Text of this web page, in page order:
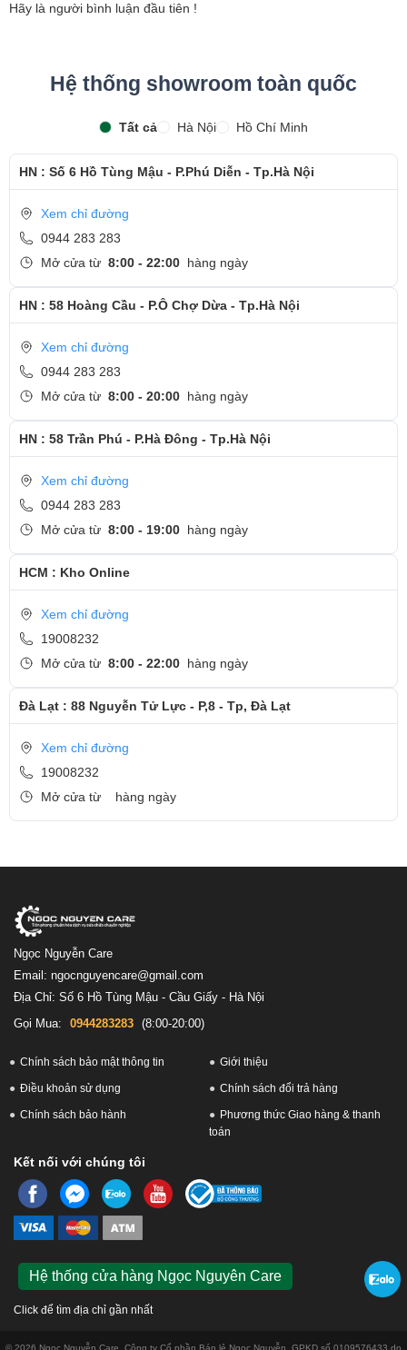
Hãy là người bình luận đầu tiên !
Hệ thống showroom toàn quốc
Tất cả Hà Nội Hồ Chí Minh
HN : Số 6 Hồ Tùng Mậu - P.Phú Diễn - Tp.Hà Nội
Xem chỉ đường
0944 283 283
Mở cửa từ 8:00 - 22:00 hàng ngày
HN : 58 Hoàng Cầu - P.Ô Chợ Dừa - Tp.Hà Nội
Xem chỉ đường
0944 283 283
Mở cửa từ 8:00 - 20:00 hàng ngày
HN : 58 Trần Phú - P.Hà Đông - Tp.Hà Nội
Xem chỉ đường
0944 283 283
Mở cửa từ 8:00 - 19:00 hàng ngày
HCM : Kho Online
Xem chỉ đường
19008232
Mở cửa từ 8:00 - 22:00 hàng ngày
Đà Lạt : 88 Nguyễn Tử Lực - P,8 - Tp, Đà Lạt
Xem chỉ đường
19008232
Mở cửa từ
hàng ngày
Ngọc Nguyễn Care
Email: ngocnguyencare@gmail.com
Địa Chỉ: Số 6 Hồ Tùng Mậu - Cầu Giấy - Hà Nội
Gọi Mua:
0944283283 (8:00-20:00)
Chính sách bảo mật thông tin Giới thiệu
Điều khoản sử dụng Chính sách đổi trả hàng
Chính sách bảo hành
Phương thức Giao hàng & thanh
toán
Kết nối với chúng tôi
Hệ thống cửa hàng Ngọc Nguyên Care
Click để tìm địa chỉ gần nhất